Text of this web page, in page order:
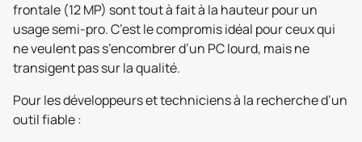
frontale (12 MP) sont tout à fait à la hauteur pour un
usage semi-pro. C’est le compromis idéal pour ceux qui
ne veulent pas s’encombrer d’un PC lourd, mais ne
transigent pas sur la qualité.
Pour les développeurs et techniciens à la recherche d’un
outil fiable :